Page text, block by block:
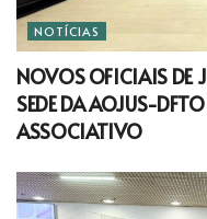
NOTÍCIAS
NOVOS OFICIAIS DE
SEDE DA AOJUS-
ASSOCIATIVO